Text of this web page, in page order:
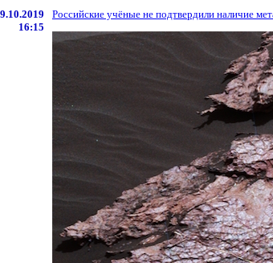
16:15
Российские учёные не подтвердили наличие